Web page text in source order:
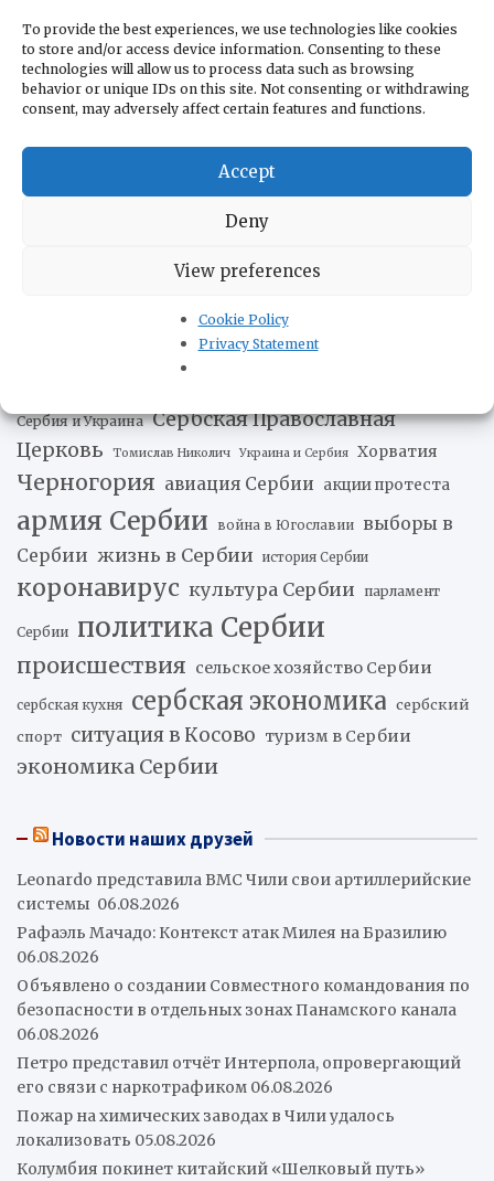
To provide the best experiences, we use technologies like cookies
to store and/or access device information. Consenting to these
technologies will allow us to process data such as browsing
behavior or unique IDs on this site. Not consenting or withdrawing
consent, may adversely affect certain features and functions.
Accept
Deny
View preferences
Cookie Policy
Privacy Statement
Теги
Александр Вулин Александр Вучич
Белград Босния и Герцеговина
Гаагский
Двери
Косовска Митровица МВД Сербии
Республика Сербская
Россия и Сербия
Сербия и Украина Сербская Православная
Церковь
Томислав Николич Украина и Сербия Хорватия
Черногория авиация Сербии акции протеста
армия Сербии война в Югославии
выборы в
Сербии жизнь в Сербии история Сербии
коронавирус культура Сербии парламент
Сербии политика Сербии
происшествия сельское хозяйство Сербии
сербская кухня сербская экономика сербский
спорт ситуация в Косово туризм в Сербии
экономика Сербии
Новости наших друзей
Leonardo представила ВМС Чили свои артиллерийские
системы 06.08.2026
Рафаэль Мачадо: Контекст атак Милея на Бразилию
06.08.2026
Объявлено о создании Совместного командования по
безопасности в отдельных зонах Панамского канала
06.08.2026
Петро представил отчёт Интерпола, опровергающий
его связи с наркотрафиком 06.08.2026
Пожар на химических заводах в Чили удалось
локализовать 05.08.2026
Колумбия покинет китайский «Шелковый путь»